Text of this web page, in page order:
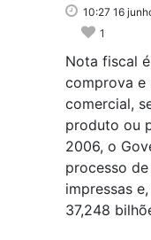
10:27 16
1
Nota fiscal
comprova e
comercial,
produto ou
2006, o
processo
impressas
37,248